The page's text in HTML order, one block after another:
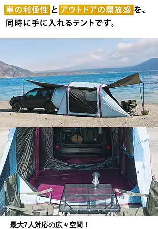
最大7人対応の広々空間！